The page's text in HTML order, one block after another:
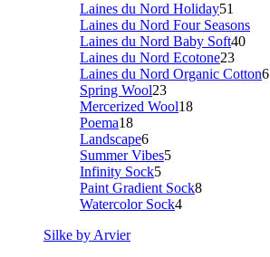
Laines du Nord Holiday51
Laines du Nord Four Seasons
Laines du Nord Baby Soft40
Laines du Nord Ecotone23
Laines du Nord Organic Cotton6
Spring Wool23
Mercerized Wool18
Poema18
Landscape6
Summer Vibes5
Infinity Sock5
Paint Gradient Sock8
Watercolor Sock4
Silke by Arvier